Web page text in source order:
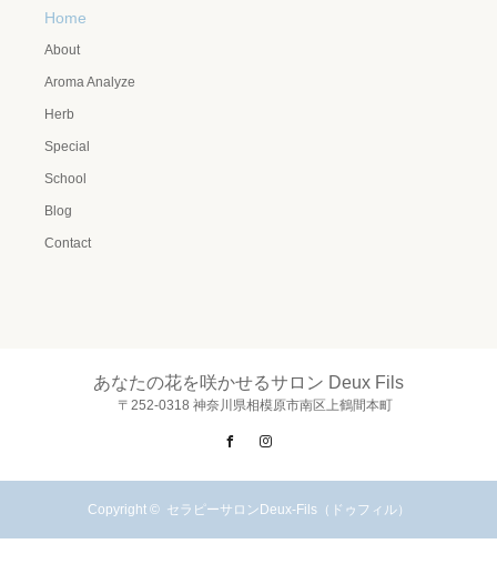
Home
About
Aroma Analyze
Herb
Special
School
Blog
Contact
あなたの花を咲かせるサロン Deux Fils
〒252-0318 神奈川県相模原市南区上鶴間本町
Facebook
Copyright © セラピーサロンDeux-Fils（ドゥフィル）